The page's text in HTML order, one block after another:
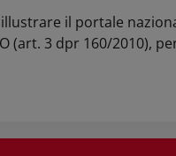
il portale
(art. 3 dpr 160/2010),